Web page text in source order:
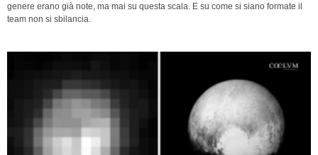
genere erano già note, ma mai su questa scala. E su come si siano formate il
team non si sbilancia.